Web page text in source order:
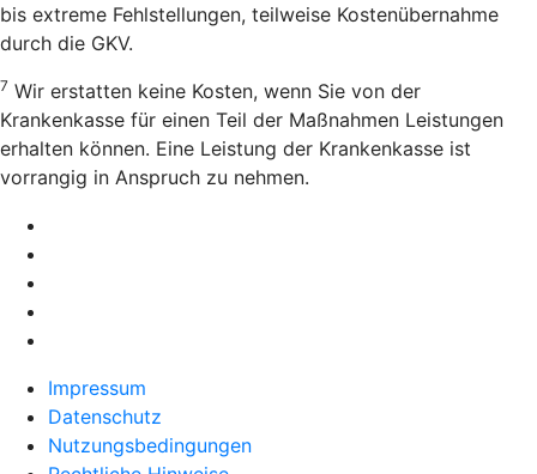
bis extreme Fehlstellungen, teilweise Kostenübernahme
durch die GKV.
7 Wir erstatten keine Kosten, wenn Sie von der
Krankenkasse für einen Teil der Maßnahmen Leistungen
erhalten können. Eine Leistung der Krankenkasse ist
vorrangig in Anspruch zu nehmen.
Impressum
Datenschutz
Nutzungsbedingungen